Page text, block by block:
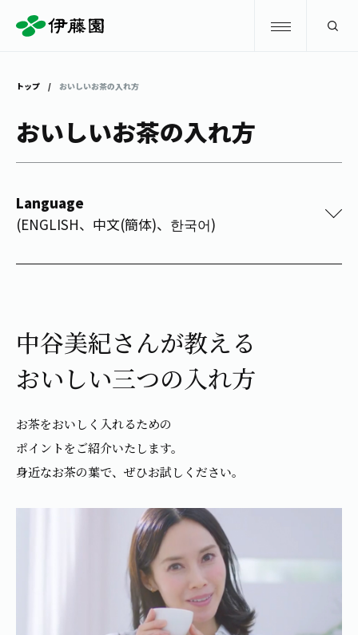
主要ブランド
TULLY'S COFFEE
1日分の野菜
商品情報
ブランドから探す
カテゴリーから探す
安全・安心への取組み
お茶を知る・楽しむ
お茶のいれ方
動画ギャラリー
レシピ集
お茶を知る
体験・イベント
見学・体験
お茶の複合型博物館
食育・イベント
Green Tea for Good
店舗・通販
伊藤園の店舗トップ
茶寮伊藤園
お客様相談室
企業情報 GLOBAL
トップ おいしいお茶の入れ方
おいしいお茶の入れ方
Language
(ENGLISH、中文(簡体)、한국어)
中谷美紀さんが教える
おいしい三つの入れ方
お茶をおいしく入れるための
ポイントをご紹介いたします。
身近なお茶の葉で、ぜひお試しください。